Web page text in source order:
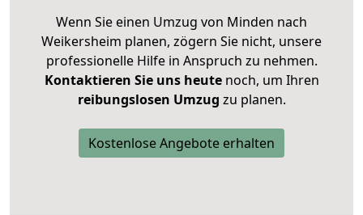
Wenn Sie einen Umzug von Minden nach
Weikersheim planen, zögern Sie nicht, unsere
professionelle Hilfe in Anspruch zu nehmen.
Kontaktieren Sie uns heutenoch, um Ihren
reibungslosen Umzug zu planen.
Kostenlose Angebote erhalten